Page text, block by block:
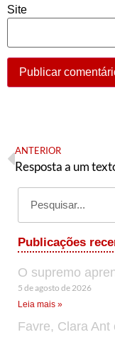
Site
ANTERIOR
Publicações
O supremo
5 de agosto de 2026
Leia mais »
Favre, Clara